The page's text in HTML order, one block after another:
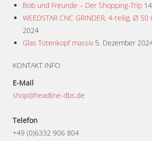
Bob und Freunde – Der Shopping-Trip
WEEDSTAR CNC GRINDER, 4-teilig, Ø 50
2024
Glas Totenkopf massiv 5. Dezember
KONTAKT INFO
E-Mail
shop@headline-dbs.de
Telefon
+49 (0)6332 906 804